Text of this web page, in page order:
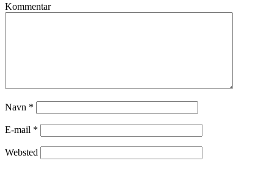
Kommentar
Navn *
E-mail *
Websted